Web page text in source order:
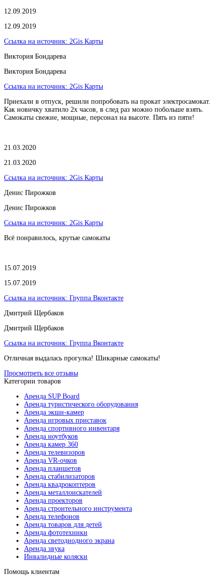
12.09.2019
12.09.2019
Ссылка на источник: 2Gis Карты
Виктория Бондарева
Виктория Бондарева
Ссылка на источник: 2Gis Карты
Приехали в отпуск, решили попробовать на прокат электросамокат.
Как новичку хватило 2х часов, в след раз можно побольше взять.
Самокаты свежие, мощные, персонал на высоте. Пять из пяти!
21.03.2020
21.03.2020
Ссылка на источник: 2Gis Карты
​Денис Пирожков
​Денис Пирожков
Ссылка на источник: 2Gis Карты
Всё понравилось, крутые самокаты
15.07.2019
15.07.2019
Ссылка на источник: Группа Вконтакте
Дмитрий Щербаков
Дмитрий Щербаков
Ссылка на источник: Группа Вконтакте
Отличная выдалась прогулка! Шикарные самокаты!
Просмотреть все отзывы
Категории товаров
Аренда SUP Board
Аренда туристического оборудования
Аренда экшн-камер
Аренда игровых приставок
Аренда спортивного инвентаря
Аренда ноутбуков
Аренда камер 360
Аренда телевизоров
Аренда VR-очков
Аренда планшетов
Аренда стабилизаторов
Аренда квадрокоптеров
Аренда металлоискателей
Аренда проекторов
Аренда строительного инструмента
Аренда телефонов
Аренда товаров для детей
Аренда фототехники
Аренда светодиодного экрана
Аренда звука
Инвалидные коляски
Помощь клиентам